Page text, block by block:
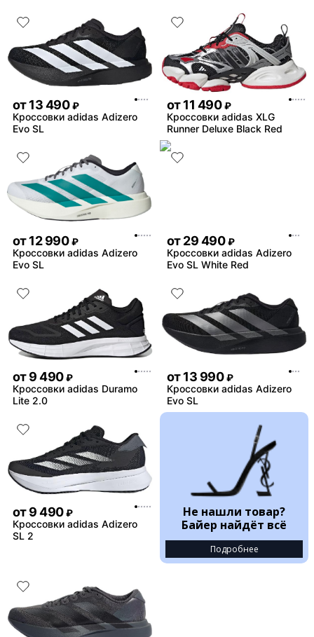
от13 490 ₽
Кроссовки adidas Adizero
Evo SL
от11 490 ₽
Кроссовки adidas XLG
Runner Deluxe Black Red
от12 990 ₽
Кроссовки adidas Adizero
Evo SL
от29 490 ₽
Кроссовки adidas Adizero
Evo SL White Red
от9 490 ₽
Кроссовки adidas Duramo
Lite 2.0
от13 990 ₽
Кроссовки adidas Adizero
Evo SL
от9 490 ₽
Кроссовки adidas Adizero
SL 2
Не нашли товар?
Байер найдёт всё
Подробнее